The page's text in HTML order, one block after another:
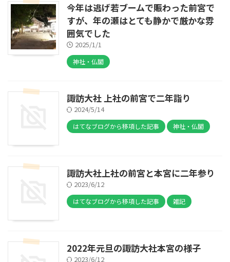
今年は逃げ若ブームで賑わった前宮で
すが、年の瀬はとても静かで厳かな雰
囲気でした
2025/1/1
神社・仏閣
諏訪大社 上社の前宮で二年詣り
2024/5/14
はてなブログから移項した記事 神社・仏閣
諏訪大社上社の前宮と本宮に二年参り
2023/6/12
はてなブログから移項した記事 雑記
2022年元旦の諏訪大社本宮の様子
2023/6/12